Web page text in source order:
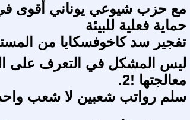
مع حزب شيوعي يوناني أقوى
حماية فعلية للبيئة
تفجير سد كاخوفسكايا من
ليس المشكل في التعرف على
معالجتها !2.
سلم رواتب شعبين لا شعب